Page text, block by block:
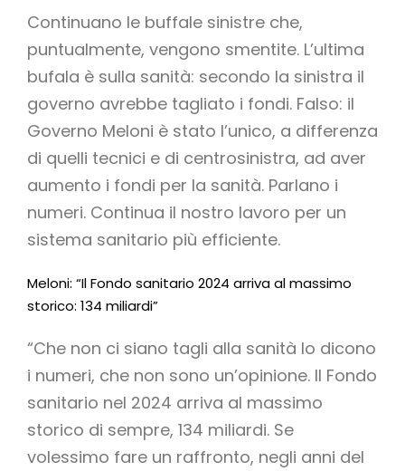
Continuano le buffale sinistre che,
puntualmente, vengono smentite. L’ultima
bufala è sulla sanità: secondo la sinistra il
governo avrebbe tagliato i fondi. Falso: il
Governo Meloni è stato l’unico, a differenza
di quelli tecnici e di centrosinistra, ad aver
aumento i fondi per la sanità. Parlano i
numeri. Continua il nostro lavoro per un
sistema sanitario più efficiente.
Meloni: “Il Fondo sanitario 2024 arriva al massimo
storico: 134 miliardi”
“Che non ci siano tagli alla sanità lo dicono
i numeri, che non sono un’opinione. Il Fondo
sanitario nel 2024 arriva al massimo
storico di sempre, 134 miliardi. Se
volessimo fare un raffronto, negli anni del